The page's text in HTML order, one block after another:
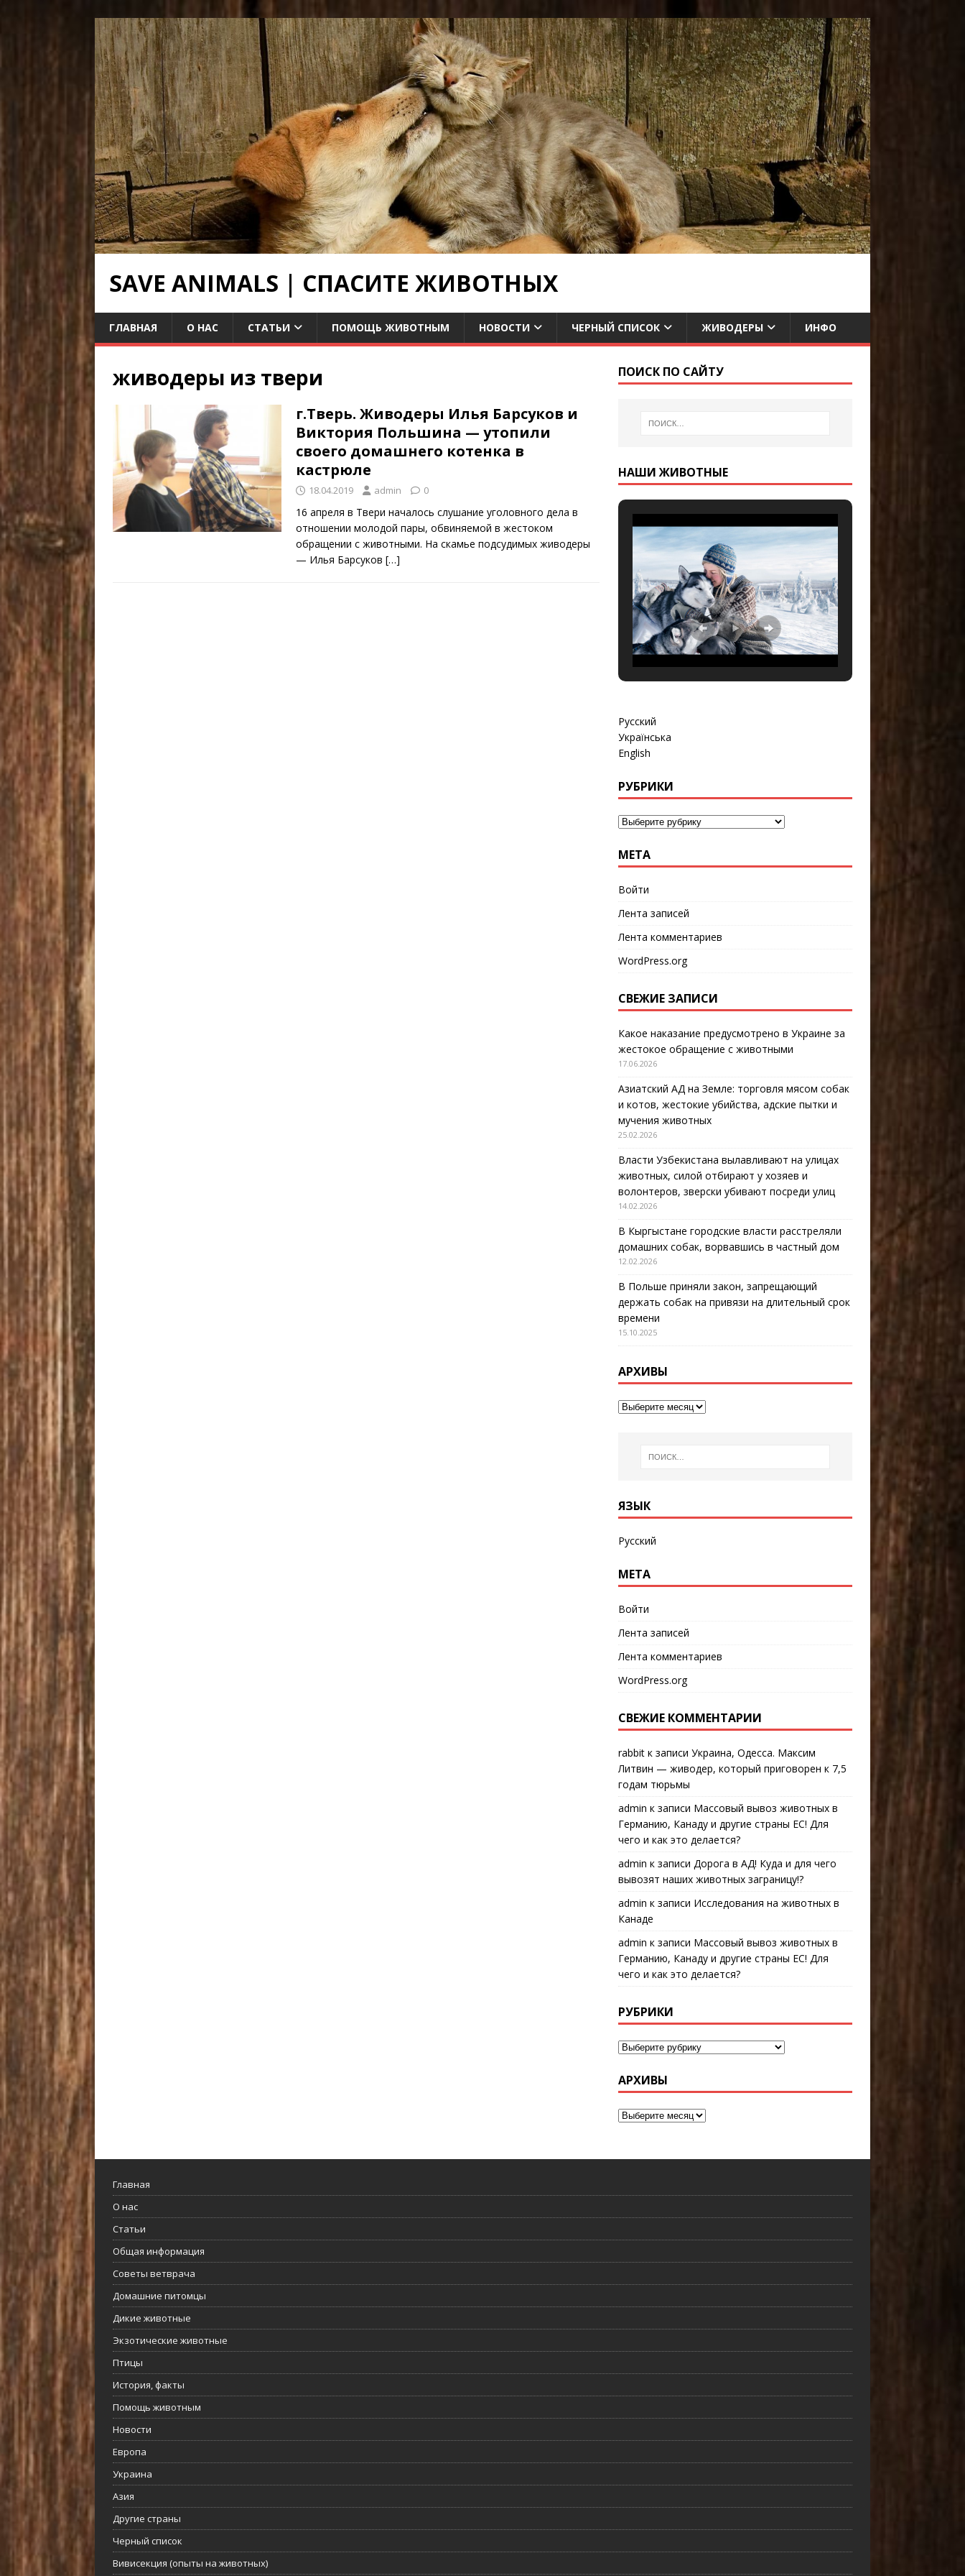
SAVE ANIMALS | СПАСИТЕ ЖИВОТНЫХ
ГЛАВНАЯ О НАС СТАТЬИ ПОМОЩЬ ЖИВОТНЫМ НОВОСТИ ЧЕРНЫЙ СПИСОК ЖИВОДЕРЫ ИНФО
живодеры из твери
г.Тверь. Живодеры Илья Барсуков и
Виктория Польшина — утопили
своего домашнего котенка в
кастрюле
18.04.2019 admin 0
16 апреля в Твери началось слушание уголовного дела в
отношении молодой пары, обвиняемой в жестоком
обращении с животными. На скамье подсудимых живодеры
— Илья Барсуков […]
ПОИСК ПО САЙТУ
НАШИ ЖИВОТНЫЕ
Русский
Українська
English
РУБРИКИ
МЕТА
Войти
Лента записей
Лента комментариев
WordPress.org
СВЕЖИЕ ЗАПИСИ
Какое наказание предусмотрено в Украине за
жестокое обращение с животными
17.06.2026
Азиатский АД на Земле: торговля мясом собак
и котов, жестокие убийства, адские пытки и
мучения животных
25.02.2026
Власти Узбекистана вылавливают на улицах
животных, силой отбирают у хозяев и
волонтеров, зверски убивают посреди улиц
14.02.2026
В Кыргыстане городские власти расстреляли
домашних собак, ворвавшись в частный дом
12.02.2026
В Польше приняли закон, запрещающий
держать собак на привязи на длительный срок
времени
15.10.2025
АРХИВЫ
ЯЗЫК
Русский
МЕТА
Войти
Лента записей
Лента комментариев
WordPress.org
СВЕЖИЕ КОММЕНТАРИИ
rabbitк записи Украина, Одесса. Максим
Литвин — живодер, который приговорен к 7,5
годам тюрьмы
admin к записи Массовый вывоз животных в
Германию, Канаду и другие страны ЕС! Для
чего и как это делается?
admin к записи Дорога в АД! Куда и для чего
вывозят наших животных заграницу!?
admin к записи Исследования на животных в
Канаде
admin к записи Массовый вывоз животных в
Германию, Канаду и другие страны ЕС! Для
чего и как это делается?
РУБРИКИ
АРХИВЫ
Главная
О нас
Статьи
Общая информация
Советы ветврача
Домашние питомцы
Дикие животные
Экзотические животные
Птицы
История, факты
Помощь животным
Новости
Европа
Украина
Азия
Другие страны
Черный список
Вивисекция (опыты на животных)